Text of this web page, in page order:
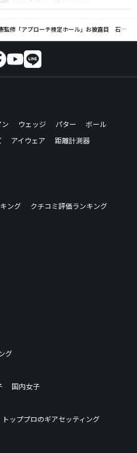
「アプローチ検定ホール」お披露目 石川遼らがジュニアと夢の対決
ン ウェッジ パター
ボール
アイウェア
距離計測器
ング
クチコミ評価ランキング
グ
国内女子
トッププロのギアセッティング